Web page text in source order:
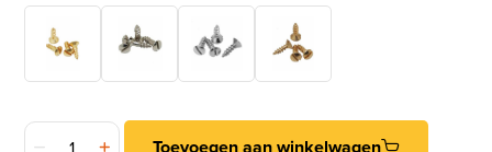
20 Houtschroeven TIMELESS 3,5x12 zwart aantal